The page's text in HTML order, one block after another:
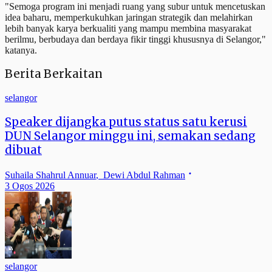
"Semoga program ini menjadi ruang yang subur untuk mencetuskan
idea baharu, memperkukuhkan jaringan strategik dan melahirkan
lebih banyak karya berkualiti yang mampu membina masyarakat
berilmu, berbudaya dan berdaya fikir tinggi khususnya di Selangor,"
katanya.
Berita Berkaitan
selangor
Speaker dijangka putus status satu kerusi
DUN Selangor minggu ini, semakan sedang
dibuat
Suhaila Shahrul Annuar, Dewi Abdul Rahman
3 Ogos 2026
selangor